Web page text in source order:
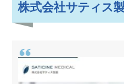
メディ
意な化粧品
株式会社サティス